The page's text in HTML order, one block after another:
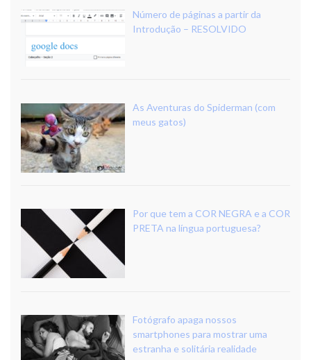
Número de páginas a partir da
Introdução – RESOLVIDO
As Aventuras do Spiderman (com
meus gatos)
Por que tem a COR NEGRA e a COR
PRETA na língua portuguesa?
Fotógrafo apaga nossos
smartphones para mostrar uma
estranha e solitária realidade